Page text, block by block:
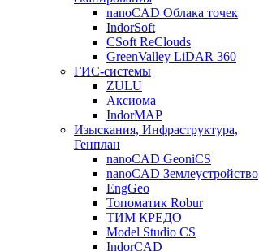
nanoCAD Облака точек
IndorSoft
CSoft ReClouds
GreenValley LiDAR 360
ГИС-системы
ZULU
Аксиома
IndorMAP
Изыскания, Инфраструктура,
Генплан
nanoCAD GeoniCS
nanoCAD Землеустройство
EngGeo
Топоматик Robur
ТИМ КРЕДО
Model Studio CS
IndorCAD